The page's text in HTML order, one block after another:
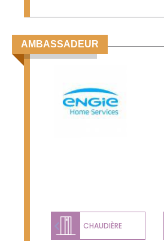
AMBASSADEUR
CHAUDIÈRE
Previous